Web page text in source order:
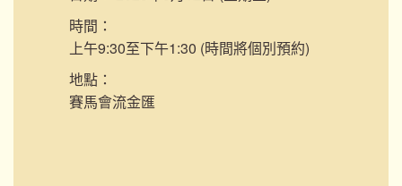
時間：
上午9:30至下午1:30 (時間將個別預約)
地點：
賽馬會流金匯